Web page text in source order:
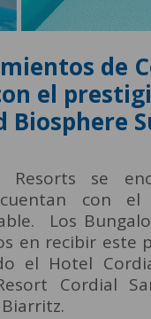
de
el
Biosphere
Resorts se
cuentan con
Los
en recibir este
el Hotel
Cordial